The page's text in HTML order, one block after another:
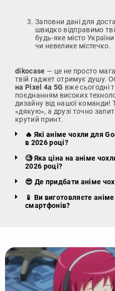
Заповни дані для
швидко відправимо
будь-яке місто
чи невелике містечко.
dikocase — це не просто
твій гаджет отримує душу.
на Pixel 4a 5G вже сьогодні
поєднанням високих
дизайну від нашої команди!
«дякую», а друзі точно
крутий принт.
🔥 Які аніме чохли для
в 2026 році?
🧐 Яка ціна на аніме
2026 році?
😎 Де придбати аніме
📱 Ви виготовляєте
смартфонів?